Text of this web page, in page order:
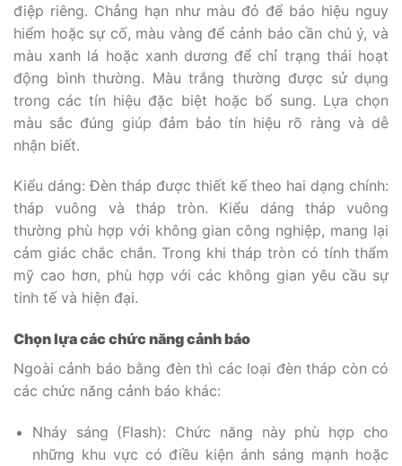
điệp riêng. Chẳng hạn như màu đỏ để báo hiệu nguy
hiểm hoặc sự cố, màu vàng để cảnh báo cần chú ý, và
màu xanh lá hoặc xanh dương để chỉ trạng thái hoạt
động bình thường. Màu trắng thường được sử dụng
trong các tín hiệu đặc biệt hoặc bổ sung. Lựa chọn
màu sắc đúng giúp đảm bảo tín hiệu rõ ràng và dễ
nhận biết.
Kiểu dáng: Đèn tháp được thiết kế theo hai dạng chính:
tháp vuông và tháp tròn. Kiểu dáng tháp vuông
thường phù hợp với không gian công nghiệp, mang lại
cảm giác chắc chắn. Trong khi tháp tròn có tính thẩm
mỹ cao hơn, phù hợp với các không gian yêu cầu sự
tinh tế và hiện đại.
Chọn lựa các chức năng cảnh báo
Ngoài cảnh báo bằng đèn thì các loại đèn tháp còn có
các chức năng cảnh báo khác:
Nháy sáng (Flash): Chức năng này phù hợp cho
những khu vực có điều kiện ánh sáng mạnh hoặc